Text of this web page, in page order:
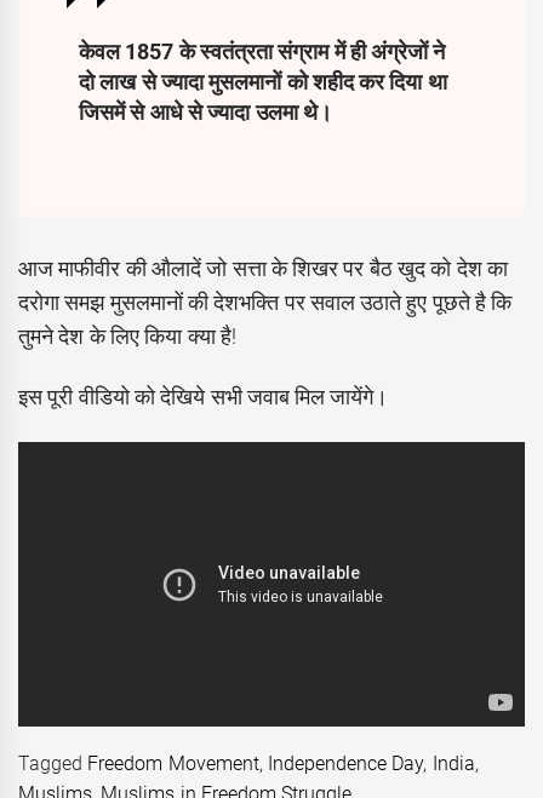
केवल 1857 के स्वतंत्रता संग्राम में ही अंग्रेजों ने
दो लाख से ज्यादा मुसलमानों को शहीद कर दिया था
जिसमें से आधे से ज्यादा उलमा थे।
आज माफीवीर की औलादें जो सत्ता के शिखर पर बैठ खुद को देश का
दरोगा समझ मुसलमानों की देशभक्ति पर सवाल उठाते हुए पूछते है कि
तुमने देश के लिए किया क्या है!
इस पूरी वीडियो को देखिये सभी जवाब मिल जायेंगे।
Tagged Freedom Movement, Independence Day, India,